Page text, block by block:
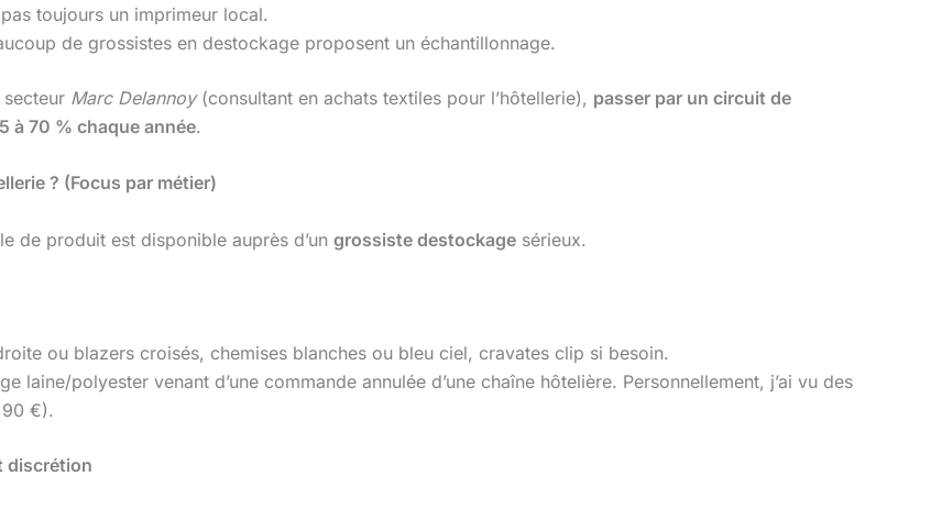
toujours un imprimeur local.
de grossistes en destockage proposent un échantillonnage.
secteur Marc Delannoy(consultant en achats textiles pour l’hôtellerie), passer par un circuit de
à 70 % chaque année.
? (Focus par métier)
de produit est disponible auprès d’un grossiste destockage sérieux.
ou blazers croisés, chemises blanches ou bleu ciel, cravates clip si besoin.
laine/polyester venant d’une commande annulée d’une chaîne hôtelière. Personnellement, j’ai vu des
€).
discrétion